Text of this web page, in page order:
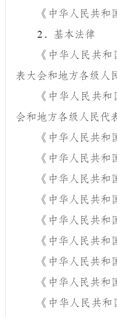
《中华人民共和
2 ．基本法律
《中华人民共
表大会和地方各级人
《中华人民共
会和地方各级人民代
《中华人民共和
《中华人民共和
《中华人民共和
《中华人民共和
《中华人民共和
《中华人民共和
《中华人民共和
《中华人民共和
《中华人民共